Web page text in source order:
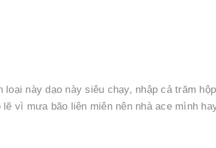
này dạo này siêu chạy, nhập cả trăm hộp
vì mưa bão liên miên nên nhà ace mình